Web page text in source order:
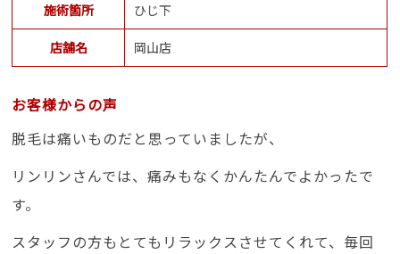
施術箇所 ひじ下
店舗名 岡山店
お客様からの声
脱毛は痛いものだと思っていましたが、
リンリンさんでは、痛みもなくかんたんでよかったで
す。
スタッフの方もとてもリラックスさせてくれて、毎回